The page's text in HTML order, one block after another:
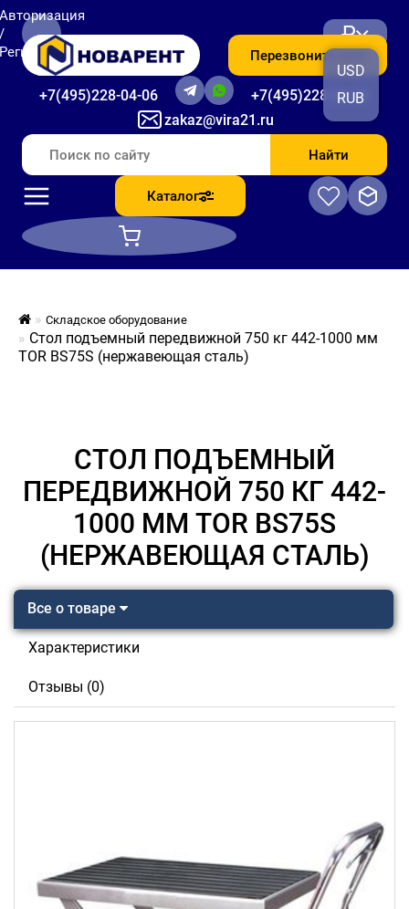
zakaz@vira21.ru
+7(495)228-04-06 +7(495)228-06-56
Перезвоните мне
₽
USD
RUB
Найти
Каталог
Складское оборудование
Стол подъемный передвижной 750 кг 442-1000 мм
TOR BS75S (нержавеющая сталь)
СТОЛ ПОДЪЕМНЫЙ
ПЕРЕДВИЖНОЙ 750 КГ 442-
1000 ММ TOR BS75S
(НЕРЖАВЕЮЩАЯ СТАЛЬ)
Все о товаре
Характеристики
Отзывы (0)